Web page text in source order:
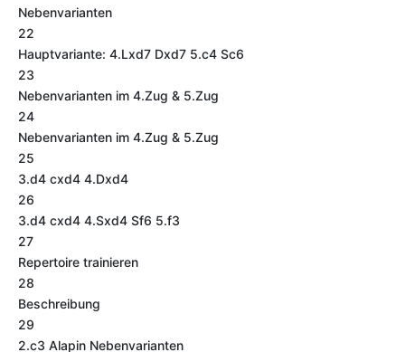
Nebenvarianten
22
Hauptvariante: 4.Lxd7 Dxd7 5.c4 Sc6
23
Nebenvarianten im 4.Zug & 5.Zug
24
Nebenvarianten im 4.Zug & 5.Zug
25
3.d4 cxd4 4.Dxd4
26
3.d4 cxd4 4.Sxd4 Sf6 5.f3
27
Repertoire trainieren
28
Beschreibung
29
2.c3 Alapin Nebenvarianten